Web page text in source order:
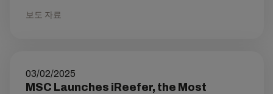
보도 자료
03/02/2025
MSC Launches iReefer, the Most